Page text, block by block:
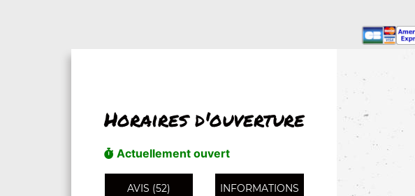
Horaires d'ouverture
Actuellement ouvert
AVIS (52) INFORMATIONS